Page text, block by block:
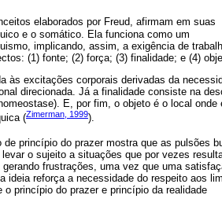
elaborados por Freud, afirmam em suas
e o somático. Ela funciona como um
implicando, assim, a exigência de
(1) fonte; (2) força; (3) finalidade; e (4)
às excitações corporais derivadas da
direcionada. Já a finalidade consiste na
E, por fim, o objeto é o local onde
(Zimerman, 1999).
de princípio do prazer mostra que as pulsões
o sujeito a situações que por vezes
frustrações, uma vez que uma
ideia reforça a necessidade do respeito aos
princípio do prazer e princípio da realidade